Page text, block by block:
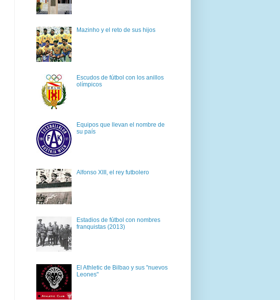
Mazinho y el reto de sus hijos
Escudos de fútbol con los anillos
olímpicos
Equipos que llevan el nombre de
su país
Alfonso XIII, el rey futbolero
Estadios de fútbol con nombres
franquistas (2013)
El Athletic de Bilbao y sus "nuevos
Leones"